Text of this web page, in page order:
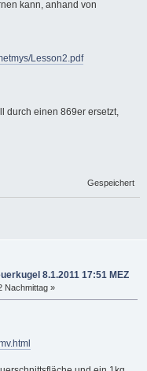
kann, anhand von
Lesson2.pdf
durch einen 869er ersetzt,
Gespeichert
8.1.2011 17:51 MEZ
Nachmittag »